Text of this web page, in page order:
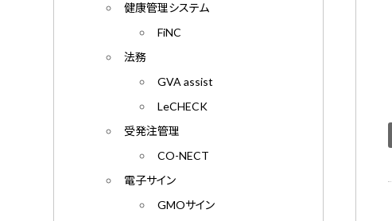
健康管理システム
FiNC
法務
GVA assist
LeCHECK
受発注管理
CO-NECT
電子サイン
GMOサイン